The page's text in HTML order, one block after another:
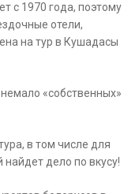
с 1970 года, поэтому
отели,
на тур в Кушадасы
«собственных»
в том числе для
дело по вкусу!